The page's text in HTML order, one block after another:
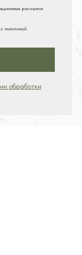
рассылок
политикой
обработки